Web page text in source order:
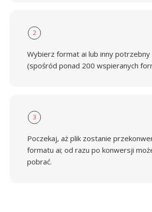
2
Wybierz format ai lub inny potrzebny
(spośród ponad 200 wspieranych
3
Poczekaj, aż plik zostanie
formatu ai; od razu po konwersji
pobrać.